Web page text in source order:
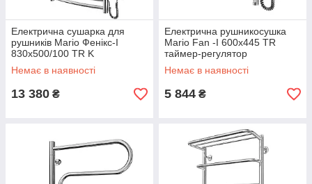
Електрична сушарка для
рушників Mario Фенікс-I
830x500/100 TR K
Немає в наявності
13 380 ₴
Електрична рушникосушка
Mario Fan -I 600x445 TR
таймер-регулятор
Немає в наявності
5 844 ₴